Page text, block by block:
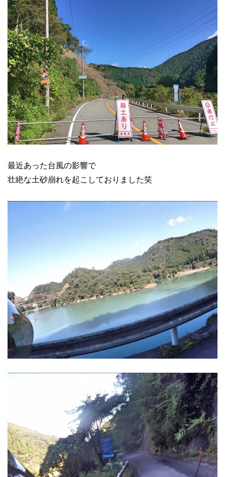
最近あった台風の影響で
壮絶な土砂崩れを起こしておりました笑